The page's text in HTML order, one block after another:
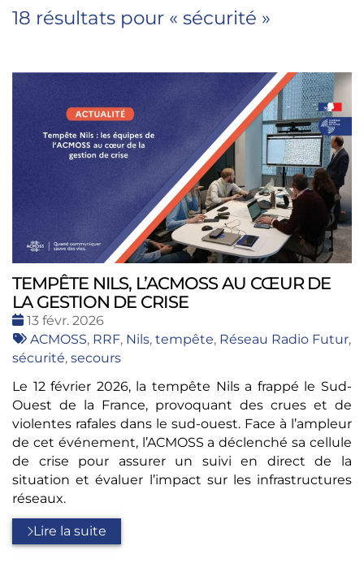
18 résultats pour « sécurité »
TEMPÊTE NILS, L’ACMOSS AU CŒUR DE
LA GESTION DE CRISE
Date
:
13 févr. 2026
Tags
:
ACMOSS, RRF, Nils, tempête, Réseau Radio Futur,
sécurité, secours
Le 12 février 2026, la tempête Nils a frappé le Sud-
Ouest de la France, provoquant des crues et de
violentes rafales dans le sud-ouest. Face à l’ampleur
de cet événement, l’ACMOSS a déclenché sa cellule
de crise pour assurer un suivi en direct de la
situation et évaluer l’impact sur les infrastructures
réseaux.
Lire la suite